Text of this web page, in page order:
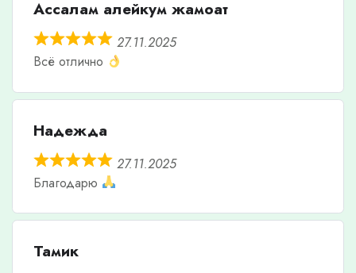
Ассалам алейкум жамоат
27.11.2025
Всё отлично
Надежда
27.11.2025
Благодарю
Тамик